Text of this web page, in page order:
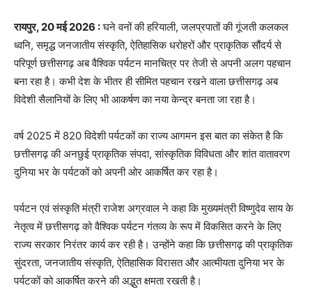
रायपुर, 20 मई 2026 :घने वनों की हरियाली, जलप्रपातों की गूंजती कलकल
ध्वनि, समृद्ध जनजातीय संस्कृति, ऐतिहासिक धरोहरों और प्राकृतिक सौंदर्य से
परिपूर्ण छत्तीसगढ़ अब वैश्विक पर्यटन मानचित्र पर तेजी से अपनी अलग पहचान
बना रहा है। कभी देश के भीतर ही सीमित पहचान रखने वाला छत्तीसगढ़ अब
विदेशी सैलानियों के लिए भी आकर्षण का नया केन्द्र बनता जा रहा है।
वर्ष 2025 में 820 विदेशी पर्यटकों का राज्य आगमन इस बात का संकेत है कि
छत्तीसगढ़ की अनछुई प्राकृतिक संपदा, सांस्कृतिक विविधता और शांत वातावरण
दुनिया भर के पर्यटकों को अपनी ओर आकर्षित कर रहा है।
पर्यटन एवं संस्कृति मंत्री राजेश अग्रवाल ने कहा कि मुख्यमंत्री विष्णुदेव साय के
नेतृत्व में छत्तीसगढ़ को वैश्विक पर्यटन गंतव्य के रूप में विकसित करने के लिए
राज्य सरकार निरंतर कार्य कर रही है। उन्होंने कहा कि छत्तीसगढ़ की प्राकृतिक
सुंदरता, जनजातीय संस्कृति, ऐतिहासिक विरासत और आत्मीयता दुनिया भर के
पर्यटकों को आकर्षित करने की अद्भुत क्षमता रखती है।